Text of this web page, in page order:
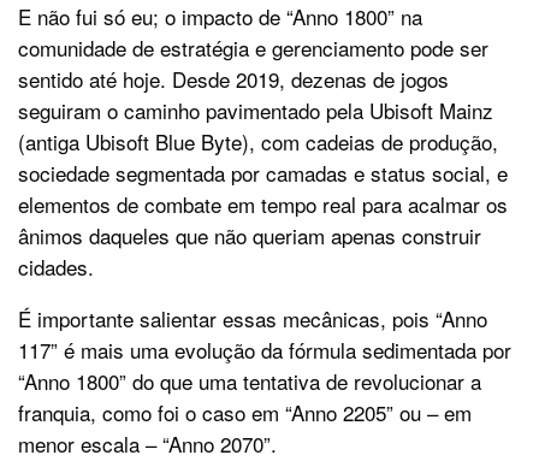
E não fui só eu; o impacto de “Anno 1800” na
comunidade de estratégia e gerenciamento pode ser
sentido até hoje. Desde 2019, dezenas de jogos
seguiram o caminho pavimentado pela Ubisoft Mainz
(antiga Ubisoft Blue Byte), com cadeias de produção,
sociedade segmentada por camadas e status social, e
elementos de combate em tempo real para acalmar os
ânimos daqueles que não queriam apenas construir
cidades.
É importante salientar essas mecânicas, pois “Anno
117” é mais uma evolução da fórmula sedimentada por
“Anno 1800” do que uma tentativa de revolucionar a
franquia, como foi o caso em “Anno 2205” ou – em
menor escala – “Anno 2070”.